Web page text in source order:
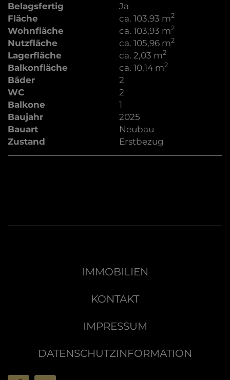
Belagsfertig
Ja
Fläche
ca. 103,93 m2
Wohnfläche ca. 103,93 m2
Nutzfläche ca. 105,96 m2
Lagerfläche ca. 2,03 m2
Balkonfläche ca. 10,14 m2
Bäder
2
WC
2
Balkone
1
Baujahr
2025
Bauart
Neubau
Zustand
Erstbezug
IMMOBILIEN
KONTAKT
IMPRESSUM
DATENSCHUTZINFORMATION